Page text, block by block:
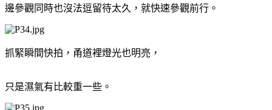
邊參觀同時也沒法逗留待太久，就快速參觀前行。
抓緊瞬間快拍，甬道裡燈光也明亮，
只是濕氣有比較重一些。